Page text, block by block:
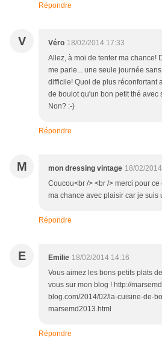
Répondre
V Véro 18/02/2014 17:33
Allez, à moi de tenter ma chance!
me parle... une seule journée
difficile! Quoi de plus réconfortant
de boulot qu'un bon petit thé avec
Non? :-)
Répondre
M mon dressing vintage 18/02/
Coucou<br /> <br /> merci pour
ma chance avec plaisir car je suis
Répondre
E Emilie 18/02/2014 14:16
Vous aimez les bons petits plats
vous sur mon blog ! http://
blog.com/2014/02/la-cuisine-de-
marsemd2013.html
Répondre